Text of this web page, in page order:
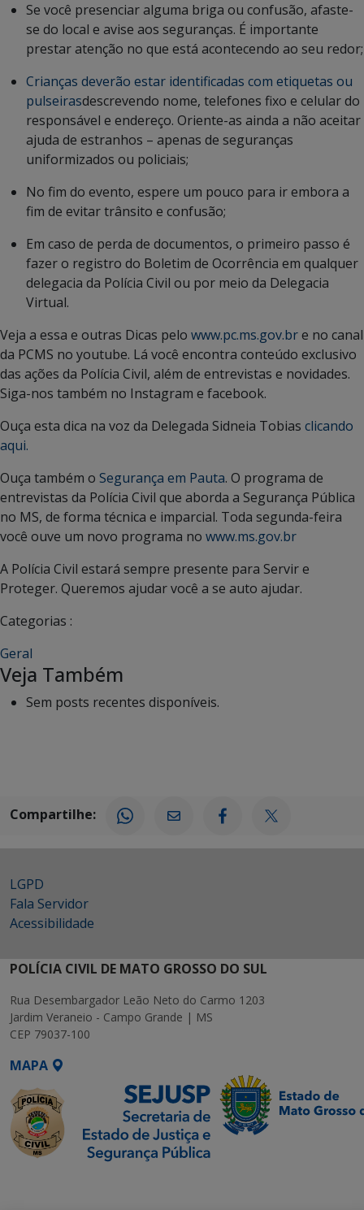
Se você presenciar alguma briga ou confusão, afaste-
se do local e avise aos seguranças. É importante
prestar atenção no que está acontecendo ao seu redor;
Crianças deverão estar identificadas com etiquetas ou
pulseirasdescrevendo nome, telefones fixo e celular do
responsável e endereço. Oriente-as ainda a não aceitar
ajuda de estranhos – apenas de seguranças
uniformizados ou policiais;
No fim do evento, espere um pouco para ir embora a
fim de evitar trânsito e confusão;
Em caso de perda de documentos, o primeiro passo é
fazer o registro do Boletim de Ocorrência em qualquer
delegacia da Polícia Civil ou por meio da Delegacia
Virtual.
Veja a essa e outras Dicas pelo www.pc.ms.gov.bre no canal
da PCMS no youtube. Lá você encontra conteúdo exclusivo
das ações da Polícia Civil, além de entrevistas e novidades.
Siga-nos também no Instagram e facebook.
Ouça esta dica na voz da Delegada Sidneia Tobias clicando
aqui.
Ouça também o Segurança em Pauta. O programa de
entrevistas da Polícia Civil que aborda a Segurança Pública
no MS, de forma técnica e imparcial. Toda segunda-feira
você ouve um novo programa no www.ms.gov.br
A Polícia Civil estará sempre presente para Servir e
Proteger. Queremos ajudar você a se auto ajudar.
Categorias :
Geral
Veja Também
Sem posts recentes disponíveis.
Compartilhe:
LGPD
Fala Servidor
Acessibilidade
POLÍCIA CIVIL DE MATO GROSSO DO SUL
Rua Desembargador Leão Neto do Carmo 1203
Jardim Veraneio - Campo Grande | MS
CEP 79037-100
MAPA